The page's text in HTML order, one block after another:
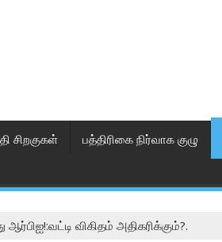
சிறகுகள் பத்திரிகை நிர்வாக குழு
விகிதம் அதிகரிக்கும்?.